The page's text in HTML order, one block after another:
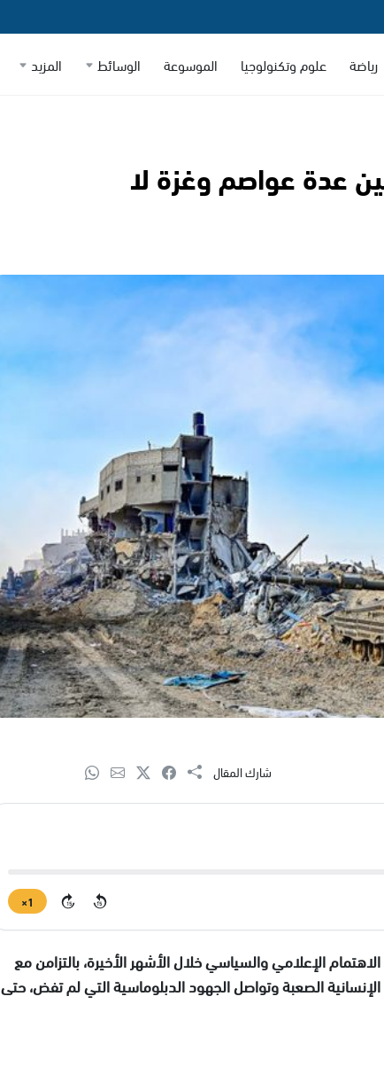
رياضة علوم وتكنولوجيا الموسوعة الوسائط المزيد
عدة عواصم وغزة لا
شارك المقال
15
15
1×
الإعلامي والسياسي خلال الأشهر الأخيرة، بالتزامن مع
الصعبة وتواصل الجهود الدبلوماسية التي لم تفض، حتى